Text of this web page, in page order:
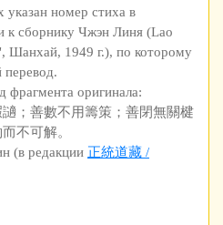
указан номер стиха в
к сборнику Чжэн Линя (Lao
Шанхай, 1949 г.), по которому
перевод.
фрагмента оригинала:
；善數不用籌策；善閉無關楗
不可解。
(в редакции 正統道藏 /